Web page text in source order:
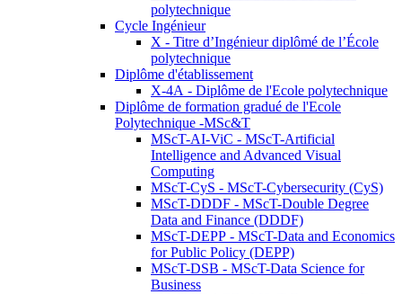
polytechnique
Cycle Ingénieur
X - Titre d’Ingénieur diplômé de l’École
polytechnique
Diplôme d'établissement
X-4A - Diplôme de l'Ecole polytechnique
Diplôme de formation gradué de l'Ecole
Polytechnique -MSc&T
MScT-AI-ViC - MScT-Artificial
Intelligence and Advanced Visual
Computing
MScT-CyS - MScT-Cybersecurity (CyS)
MScT-DDDF - MScT-Double Degree
Data and Finance (DDDF)
MScT-DEPP - MScT-Data and Economics
for Public Policy (DEPP)
MScT-DSB - MScT-Data Science for
Business